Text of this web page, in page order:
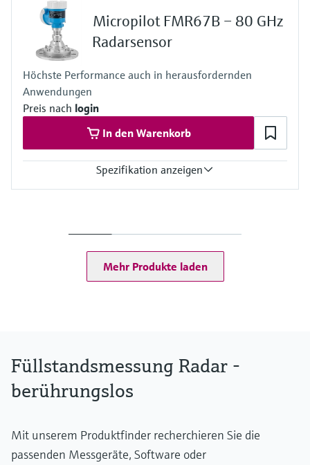
-40 … +130 °C
Prozessdruck / max. Überlastdruck
Vakuum...16 bar
Max. Messdistanz
50 m
Prozessseitige Hauptmaterialien
PVDF oder PTFE
Micropilot FMR67B – 80 GHz
Radarsensor
Höchste Performance auch in herausfordernden
Anwendungen
Preis nach login
In den Warenkorb
Spezifikation anzeigen
Prozessdruck / max. Überlastdruck
Max. Messdistanz
Mehr Produkte laden
Füllstandsmessung Radar -
berührungslos
Mit unserem Produktfinder recherchieren Sie die
passenden Messgeräte, Software oder